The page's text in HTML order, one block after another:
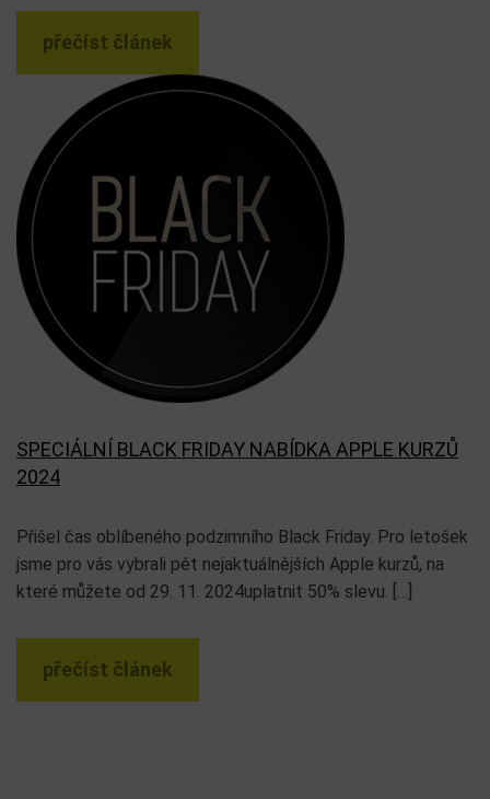
přečíst článek
SPECIÁLNÍ BLACK FRIDAY NABÍDKA APPLE KURZŮ
2024
Přišel čas oblíbeného podzimního Black Friday. Pro letošek
jsme pro vás vybrali pět nejaktuálnějších Apple kurzů, na
které můžete od 29. 11. 2024uplatnit 50% slevu. […]
přečíst článek